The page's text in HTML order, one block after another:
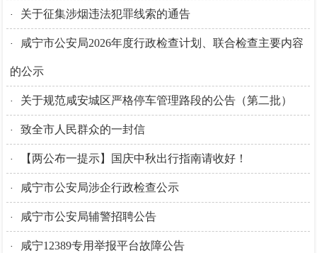
· 关于征集涉烟违法犯罪线索的通告
· 咸宁市公安局2026年度行政检查计划、联合检查主要内容
的公示
· 关于规范咸安城区严格停车管理路段的公告（第二批）
· 致全市人民群众的一封信‌
· 【两公布一提示】国庆中秋出行指南请收好！
· 咸宁市公安局涉企行政检查公示
· 咸宁市公安局辅警招聘公告
· 咸宁12389专用举报平台故障公告